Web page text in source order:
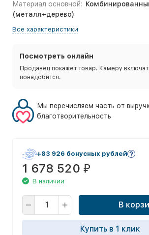
Материал основной:
(металл+дерево)
Все характеристики
Посмотреть онлайн
Продавец покажет товар. Камеру
понадобится.
Мы перечисляем часть от
благотворительность
+83 926 бонусных рублей
1 678 520 ₽
В наличии
В
Купить в 1 клик